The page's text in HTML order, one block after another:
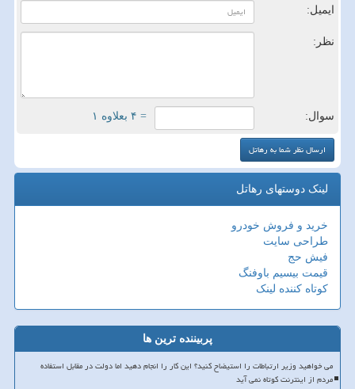
ایمیل:
نظر:
سوال: = ۴ بعلاوه ۱
لینک دوستهای رهاتل
خرید و فروش خودرو
طراحی سایت
فیش حج
قیمت بیسیم باوفنگ
کوتاه کننده لینک
پربیننده ترین ها
می خواهید وزیر ارتباطات را استیضاح کنید؟ این کار را انجام دهید اما دولت در مقابل استفاده
مردم از اینترنت کوتاه نمی آید